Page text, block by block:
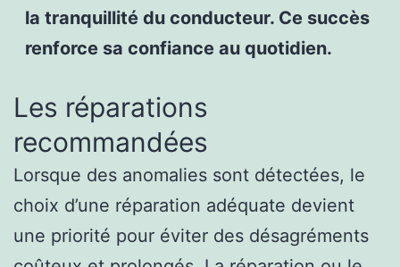
la tranquillité du conducteur. Ce succès
renforce sa confiance au quotidien.
Les réparations
recommandées
Lorsque des anomalies sont détectées, le
choix d’une réparation adéquate devient
une priorité pour éviter des désagréments